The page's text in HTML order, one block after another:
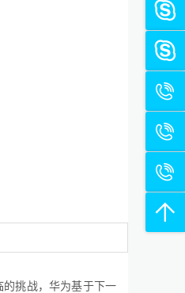
的挑战，华为基于下一